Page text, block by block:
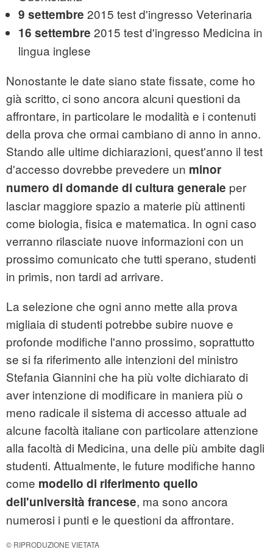
9 settembre 2015 test d'ingresso Veterinaria
16 settembre 2015 test d'ingresso Medicina in
lingua inglese
Nonostante le date siano state fissate, come ho
già scritto, ci sono ancora alcuni questioni da
affrontare, in particolare le modalità e i contenuti
della prova che ormai cambiano di anno in anno.
Stando alle ultime dichiarazioni, quest'anno il test
d'accesso dovrebbe prevedere un minor
numero di domande di cultura generale per
lasciar maggiore spazio a materie più attinenti
come biologia, fisica e matematica. In ogni caso
verranno rilasciate nuove informazioni con un
prossimo comunicato che tutti sperano, studenti
in primis, non tardi ad arrivare.
La selezione che ogni anno mette alla prova
migliaia di studenti potrebbe subire nuove e
profonde modifiche l'anno prossimo, soprattutto
se si fa riferimento alle intenzioni del ministro
Stefania Giannini che ha più volte dichiarato di
aver intenzione di modificare in maniera più o
meno radicale il sistema di accesso attuale ad
alcune facoltà italiane con particolare attenzione
alla facoltà di Medicina, una delle più ambite dagli
studenti. Attualmente, le future modifiche hanno
come modello di riferimento quello
dell'università francese, ma sono ancora
numerosi i punti e le questioni da affrontare.
© RIPRODUZIONE VIETATA